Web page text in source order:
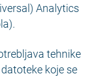
Analytics
tehnike
koje se